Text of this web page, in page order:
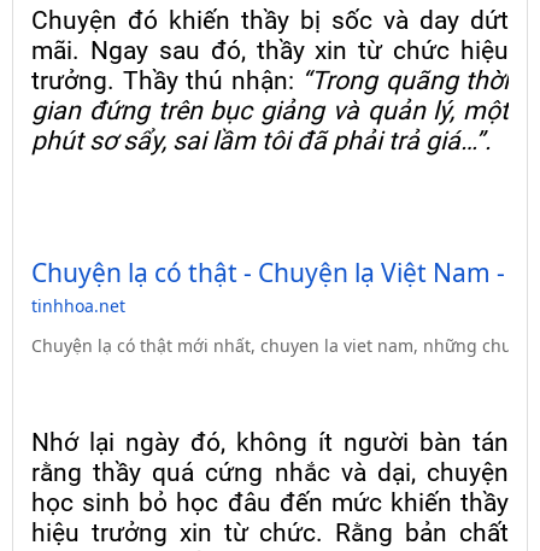
Chuyện đó khiến thầy bị sốc và day dứt
mãi. Ngay sau đó, thầy xin từ chức hiệu
trưởng. Thầy thú nhận: “Trong quãng thời
gian đứng trên bục giảng và quản lý, một
phút sơ sẩy, sai lầm tôi đã phải trả giá…”.
Chuyện lạ có thật - Chuyện lạ Việt Nam -
tinhhoa.net
Chuyện lạ có thật mới nhất, chuyen la viet nam, những
Nhớ lại ngày đó, không ít người bàn tán
rằng thầy quá cứng nhắc và dại, chuyện
học sinh bỏ học đâu đến mức khiến thầy
hiệu trưởng xin từ chức. Rằng bản chất